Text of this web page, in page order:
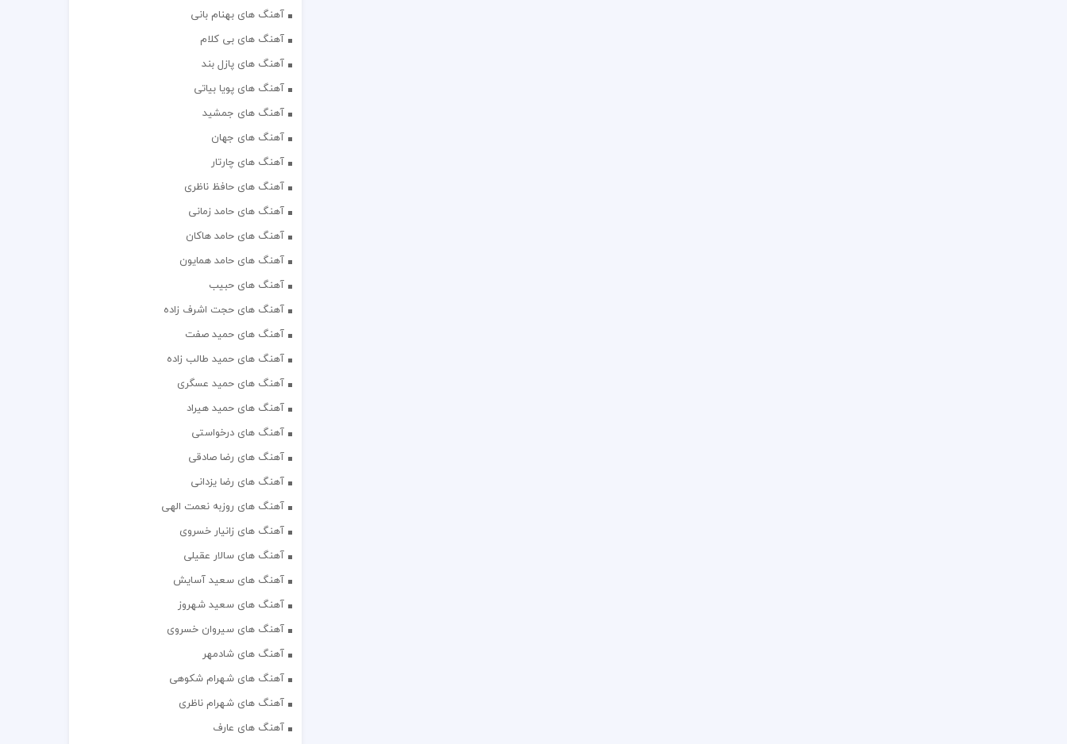
آهنگ های بهنام بانی
آهنگ های بی کلام
آهنگ های پازل بند
آهنگ های پویا بیاتی
آهنگ های جمشید
آهنگ های جهان
آهنگ های چارتار
آهنگ های حافظ ناظری
آهنگ های حامد زمانی
آهنگ های حامد هاکان
آهنگ های حامد همایون
آهنگ های حبیب
آهنگ های حجت اشرف زاده
آهنگ های حمید صفت
آهنگ های حمید طالب زاده
آهنگ های حمید عسگری
آهنگ های حمید هیراد
آهنگ های درخواستی
آهنگ های رضا صادقی
آهنگ های رضا یزدانی
آهنگ های روزبه نعمت الهی
آهنگ های زانیار خسروی
آهنگ های سالار عقیلی
آهنگ های سعید آسایش
آهنگ های سعید شهروز
آهنگ های سیروان خسروی
آهنگ های شادمهر
آهنگ های شهرام شکوهی
آهنگ های شهرام ناظری
آهنگ های عارف